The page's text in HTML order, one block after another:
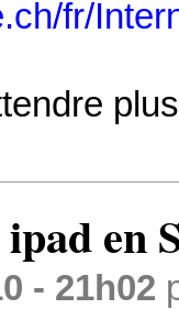
fr/
en
- 21h02